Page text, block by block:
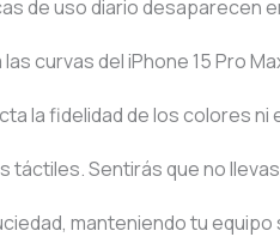
de uso diario desaparecen
curvas del iPhone 15 Pro
la fidelidad de los colores ni
táctiles. Sentirás que no
manteniendo tu